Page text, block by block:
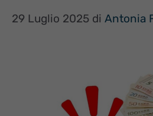
29 Luglio 2025 di Antonia